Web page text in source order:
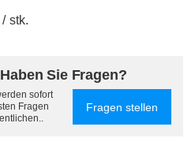
/ stk.
Sie Fragen?
sofort
Fragen
Fragen stellen